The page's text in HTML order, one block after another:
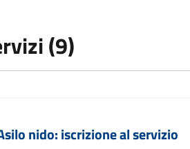
(9)
nido: iscrizione al servizio